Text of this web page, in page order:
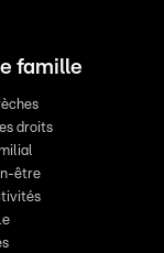
famille
droits
être